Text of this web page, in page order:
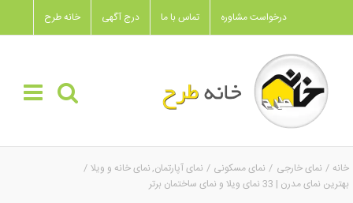
to
content
خانه طرح درج آگهی تماس با ما درخواست مشاوره
خانه نمای خارجی نمای مسکونی نمای آپارتمان نمای خانه و ویلا
بهترین نمای مدرن | 33 نمای ویلا و نمای ساختمان برتر